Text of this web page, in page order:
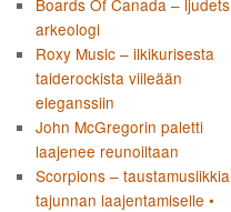
Boards Of Canada – ljudets
arkeologi
Roxy Music – ilkikurisesta
taiderockista viileään
eleganssiin
John McGregorin paletti
laajenee reunoiltaan
Scorpions – taustamusiikkia
tajunnan laajentamiselle •